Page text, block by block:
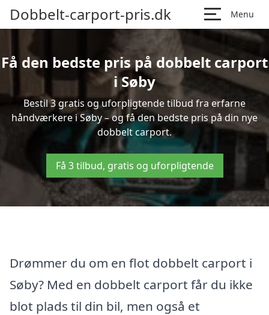
Dobbelt-carport-pris.dk Menu
Få den bedste pris på dobbelt carport
i Søby
Bestil 3 gratis og uforpligtende tilbud fra erfarne
håndværkere i Søby – og få den bedste pris på din nye
dobbelt carport.
Få 3 tilbud, gratis og uforpligtende
Drømmer du om en flot dobbelt carport i
Søby? Med en dobbelt carport får du ikke
blot plads til din bil, men også et